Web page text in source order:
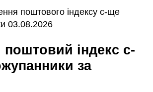
поштового індексу с-ще
03.08.2026
за